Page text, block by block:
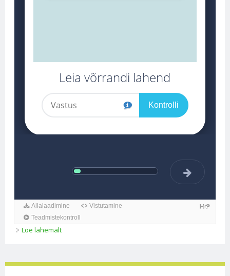
Loe lähemalt